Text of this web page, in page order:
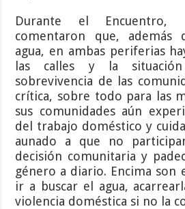
Durante el Encuentro,
comentaron que, además
agua, en ambas periferias
las calles y la
sobrevivencia de las
crítica, sobre todo para las
sus comunidades aún
del trabajo doméstico y
aunado a que no
decisión comunitaria y
género a diario. Encima son
ir a buscar el agua,
violencia doméstica si no la